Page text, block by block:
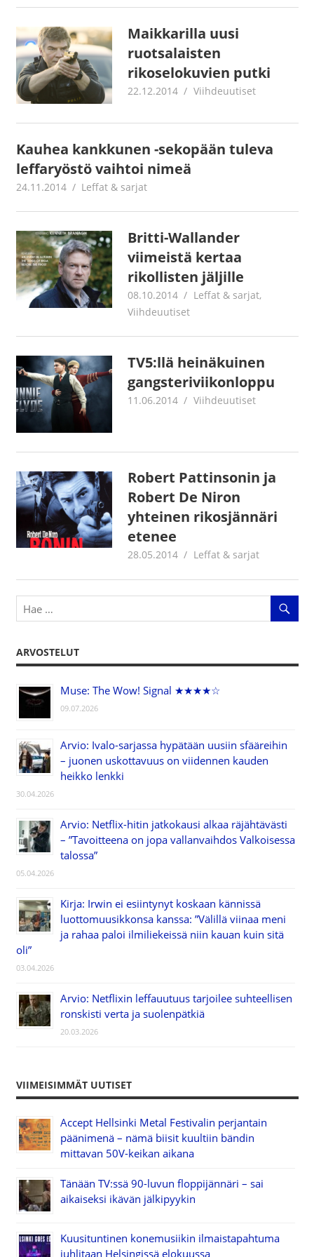
Maikkarilla uusi
ruotsalaisten
rikoselokuvien putki
22.12.2014 mestanet
Viihdeuutiset
Kauhea kankkunen -sekopään tuleva
leffaryöstö vaihtoi nimeä
24.11.2014 mestanet
Leffat & sarjat
Britti-Wallander
viimeistä kertaa
rikollisten jäljille
08.10.2014 mestanet
Leffat & sarjat,
Viihdeuutiset
TV5:llä heinäkuinen
gangsteriviikonloppu
11.06.2014 mestanet
Viihdeuutiset
Robert Pattinsonin ja
Robert De Niron
yhteinen rikosjännäri
etenee
28.05.2014 mestanet
Leffat & sarjat
ARVOSTELUT
Muse: The Wow! Signal ★★★★☆
09.07.2026
Arvio: Ivalo-sarjassa hypätään uusiin sfääreihin
– juonen uskottavuus on viidennen kauden
heikko lenkki
30.04.2026
Arvio: Netflix-hitin jatkokausi alkaa räjähtävästi
– ”Tavoitteena on jopa vallanvaihdos Valkoisessa
talossa”
05.04.2026
Kirja: Irwin ei esiintynyt koskaan kännissä
luottomuusikkonsa kanssa: ”Välillä viinaa meni
ja rahaa paloi ilmiliekeissä niin kauan kuin sitä
oli”
03.04.2026
Arvio: Netflixin leffauutuus tarjoilee suhteellisen
ronskisti verta ja suolenpätkiä
20.03.2026
VIIMEISIMMÄT UUTISET
Accept Hellsinki Metal Festivalin perjantain
päänimenä – nämä biisit kuultiin bändin
mittavan 50V-keikan aikana
Tänään TV:ssä 90-luvun floppijännäri – sai
aikaiseksi ikävän jälkipyykin
Kuusituntinen konemusiikin ilmaistapahtuma
juhlitaan Helsingissä elokuussa